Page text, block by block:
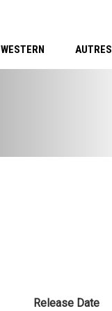
WESTERN AUTRES
Release Date